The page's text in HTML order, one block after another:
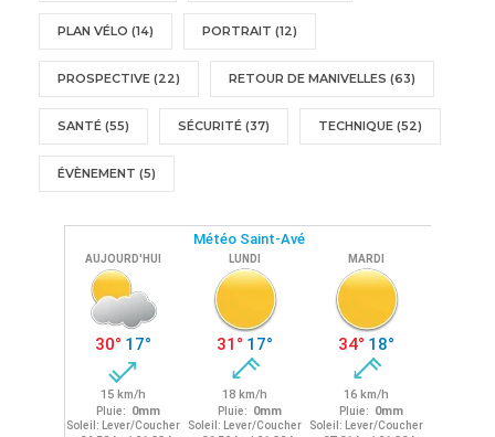
PLAN VÉLO (14) PORTRAIT (12)
PROSPECTIVE (22) RETOUR DE MANIVELLES (63)
SANTÉ (55) SÉCURITÉ (37) TECHNIQUE (52)
ÉVÈNEMENT (5)